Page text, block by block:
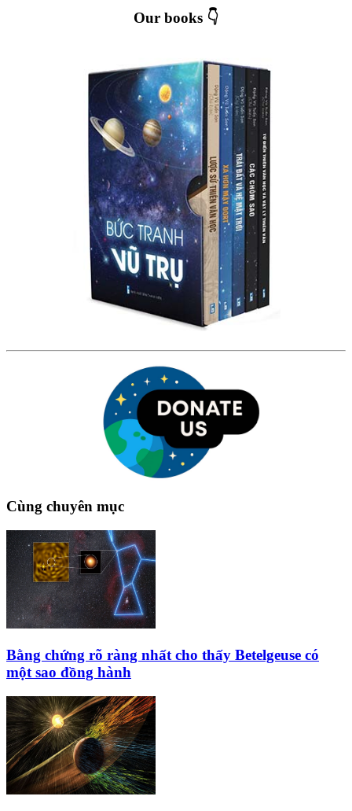
Our books 👇
Cùng chuyên mục
Bằng chứng rõ ràng nhất cho thấy Betelgeuse có
một sao đồng hành